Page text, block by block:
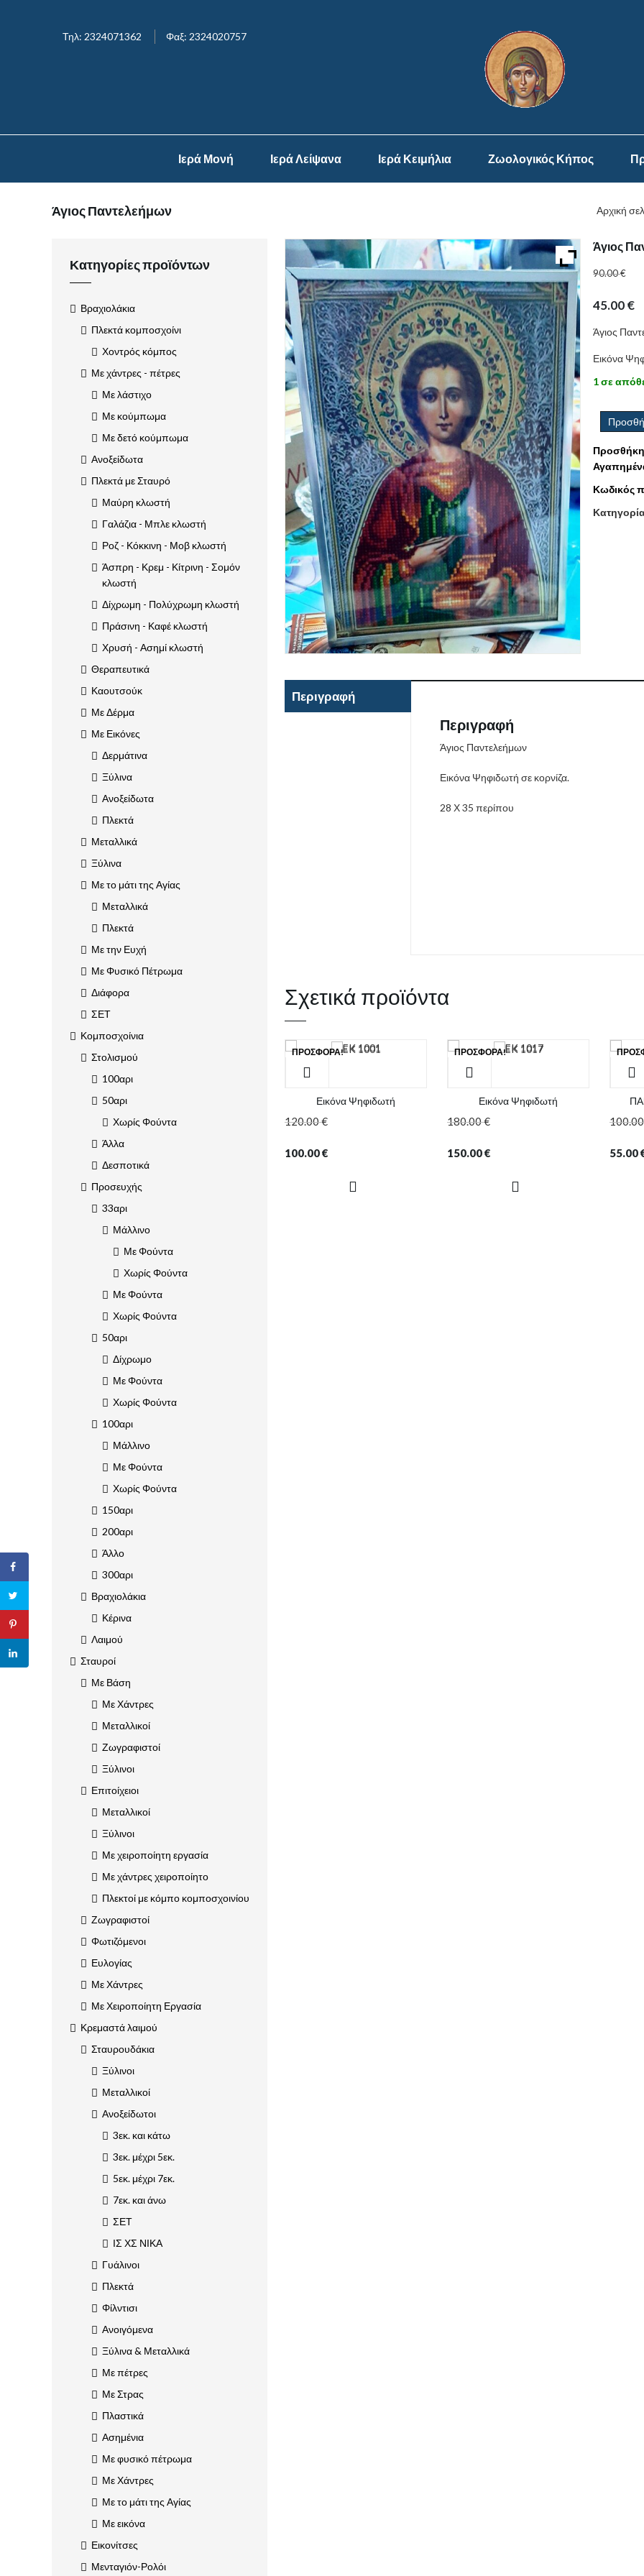
Τηλ: 2324071362 Φαξ: 2324020757
Ιερά Μονή Ιερά Λείψανα Ιερά Κειμήλια Ζωολογικός Κήπος
Άγιος Παντελεήμων Αρχική
Άγιος
90.00€
45.00€
Άγιος
Εικόνα
1 σε
Κωδικός
Περιγραφή
Περιγραφή
Άγιος Παντελεήμων
Εικόνα Ψηφιδωτή σε κορνίζα.
28 Χ 35 περίπου
Σχετικά προϊόντα
ΠΡΟΣΦΟΡΆ!
Εικόνα Ψηφιδωτή
120.00€
100.00€
ΠΡΟΣΦΟΡΆ!
Εικόνα Ψηφιδωτή
180.00€
150.00€ 55.00
Κατηγορίες προϊόντων
Βραχιολάκια
Πλεκτά κομποσχοίνι
Χοντρός κόμπος
Με χάντρες - πέτρες
Με λάστιχο
Με κούμπωμα
Με δετό κούμπωμα
Ανοξείδωτα
Πλεκτά με Σταυρό
Μαύρη κλωστή
Γαλάζια - Μπλε κλωστή
Ροζ - Κόκκινη - Μοβ κλωστή
Άσπρη - Κρεμ - Κίτρινη - Σομόν
κλωστή
Δίχρωμη - Πολύχρωμη κλωστή
Πράσινη - Καφέ κλωστή
Χρυσή - Ασημί κλωστή
Θεραπευτικά
Καουτσούκ
Με Δέρμα
Με Εικόνες
Δερμάτινα
Ξύλινα
Ανοξείδωτα
Πλεκτά
Μεταλλικά
Ξύλινα
Με το μάτι της Αγίας
Μεταλλικά
Πλεκτά
Με την Ευχή
Με Φυσικό Πέτρωμα
Διάφορα
ΣΕΤ
Κομποσχοίνια
Στολισμού
100αρι
50αρι
Χωρίς Φούντα
Άλλα
Δεσποτικά
Προσευχής
33αρι
Μάλλινο
Με Φούντα
Χωρίς Φούντα
Με Φούντα
Χωρίς Φούντα
50αρι
Δίχρωμο
Με Φούντα
Χωρίς Φούντα
100αρι
Μάλλινο
Με Φούντα
Χωρίς Φούντα
150αρι
200αρι
Άλλο
300αρι
Βραχιολάκια
Κέρινα
Λαιμού
Σταυροί
Με Βάση
Με Χάντρες
Μεταλλικοί
Ζωγραφιστοί
Ξύλινοι
Επιτοίχειοι
Μεταλλικοί
Ξύλινοι
Με χειροποίητη εργασία
Με χάντρες χειροποίητο
Πλεκτοί με κόμπο κομποσχοινίου
Ζωγραφιστοί
Φωτιζόμενοι
Ευλογίας
Με Χάντρες
Με Χειροποίητη Εργασία
Κρεμαστά λαιμού
Σταυρουδάκια
Ξύλινοι
Μεταλλικοί
Ανοξείδωτοι
3εκ. και κάτω
3εκ. μέχρι 5εκ.
5εκ. μέχρι 7εκ.
7εκ. και άνω
ΣΕΤ
ΙΣ ΧΣ ΝΙΚΑ
Γυάλινοι
Πλεκτά
Φίλντισι
Ανοιγόμενα
Ξύλινα & Μεταλλικά
Με πέτρες
Με Στρας
Πλαστικά
Ασημένια
Με φυσικό πέτρωμα
Με Χάντρες
Με το μάτι της Αγίας
Με εικόνα
Εικονίτσες
Μενταγιόν-Ρολόι